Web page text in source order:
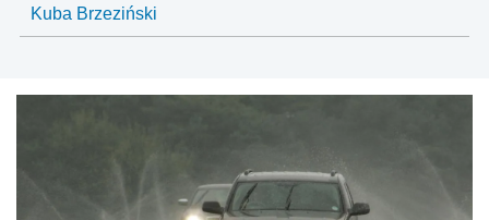
Kuba Brzeziński